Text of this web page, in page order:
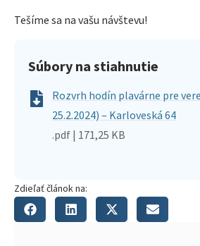
Tešíme sa na vašu návštevu!
Súbory na stiahnutie
Rozvrh hodín plavárne pre
25.2.2024) – Karloveská 64
.pdf | 171,25 KB
Zdieľať článok na: